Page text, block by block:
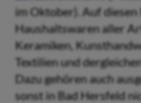
im Oktober). Auf
Haushaltswaren aller
Keramiken,
Textilien und
Dazu gehören auch
sonst in Bad Hersfeld